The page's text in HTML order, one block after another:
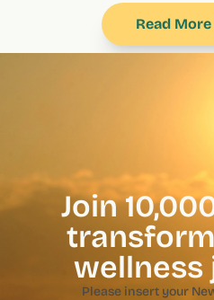
Read
Join
wellness
Please insert your